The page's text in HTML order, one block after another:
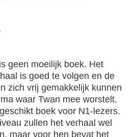
is geen moeilijk boek. Het
is goed te volgen en de
zich vrij gemakkelijk kunnen
waar Twan mee worstelt.
boek voor N1-lezers.
zullen het verhaal wel
maar voor hen bevat het